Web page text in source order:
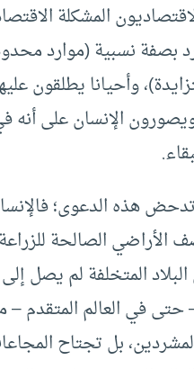
المشكلة
بصفة نسبية (موارد
وأحيانا يطلقون
ويصورون الإنسان على أنه
هذه الدعوى؛
الأراضي الصالحة
المتخلفة لم يصل
في العالم المتقدم –
بل تجتاح